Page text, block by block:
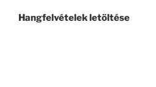
Hangfelvételek letöltése